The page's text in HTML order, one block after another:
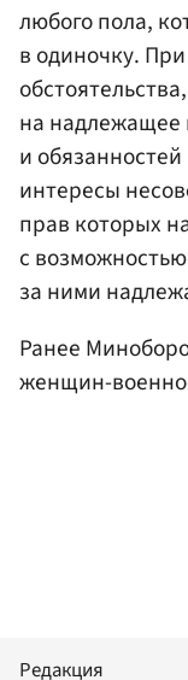
любого пола,
в одиночку.
на надлежащее
и
интересы
прав которых
с
за ними
Ранее
женщин-
Редакция